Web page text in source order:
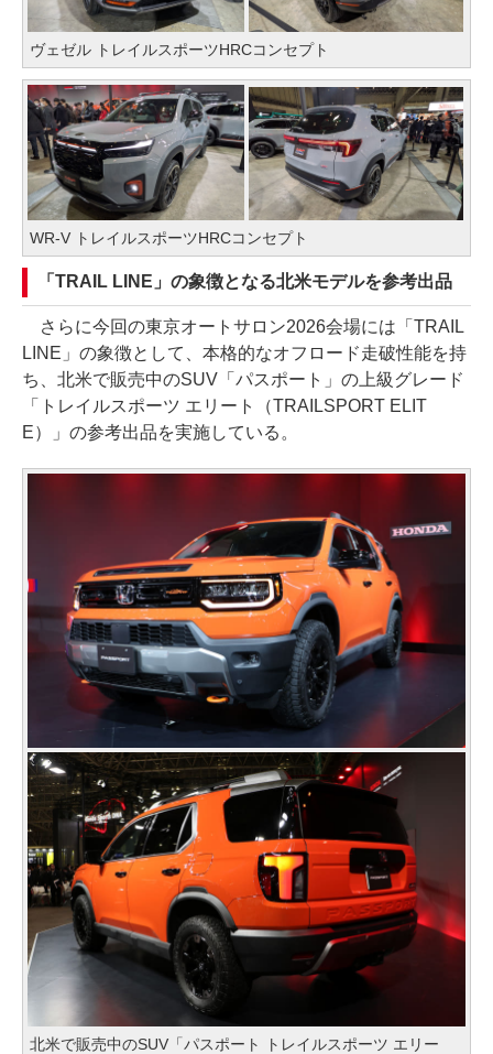
ヴェゼル トレイルスポーツHRCコンセプト
WR-V トレイルスポーツHRCコンセプト
「TRAIL LINE」の象徴となる北米モデルを参考出品
さらに今回の東京オートサロン2026会場には「TRAIL
LINE」の象徴として、本格的なオフロード走破性能を持
ち、北米で販売中のSUV「パスポート」の上級グレード
「トレイルスポーツ エリート（TRAILSPORT ELIT
E）」の参考出品を実施している。
北米で販売中のSUV「パスポート トレイルスポーツ エリー